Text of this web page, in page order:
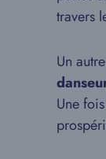
travers
Un
Une